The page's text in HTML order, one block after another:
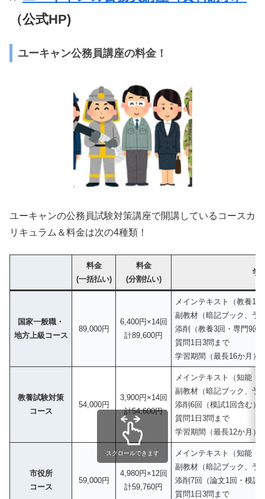
（公式HP)
ユーキャン公務員講座の料金！
ユーキャンの公務員試験対策講座で開講しているコースカ
リキュラム＆料金は次の4種類！
料金
(一括払い)
料金
(分割払い)
学
国家一般職・
地方上級コース
89,000円
6,400円×14回
計89,600円
メインテキスト（教養10
副教材（暗記ブック、予
添削（教養3回・専門9回
質問1日3問まで
学習期間（最長16か月）
教養試験対策
コース
54,000円
3,900円×14回
計54,600円
メインテキスト（知能・
副教材（暗記ブック、予
添削6回（模試1回含む）
質問1日3問まで
学習期間（最長12か月）
市役所
コース
59,000円
4,980円×12回
計59,760円
メインテキスト（知能・
副教材（暗記ブック、予
添削7回（論文1回・模試
質問1日3問まで
スクロールできます